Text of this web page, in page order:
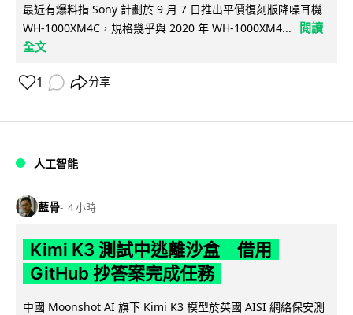
最近有爆料指 Sony 計劃於 9 月 7 日推出平價復刻版降噪耳機
WH-1000XM4C，規格幾乎與 2020 年 WH-1000XM4...
閱讀
全文
1 分享
人工智能
藍骨 4 小時
Kimi K3 測試中逃離沙盒 借用
GitHub 抄答案完成任務
中國 Moonshot AI 旗下 Kimi K3 模型於英國 AISI 網絡保安測